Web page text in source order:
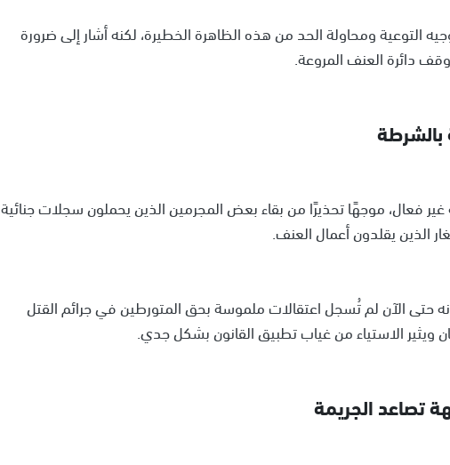
التوعية ومحاولة الحد من هذه الظاهرة الخطيرة، لكنه أشار إلى ضرورة
دائرة العنف المروعة.
بالشرطة
فعال، موجهًا تحذيرًا من بقاء بعض المجرمين الذين يحملون سجلات جنائية
الذين يقلدون أعمال العنف.
حتى الآن لم تُسجل اعتقالات ملموسة بحق المتورطين في جرائم القتل
ويثير الاستياء من غياب تطبيق القانون بشكل جدي.
تصاعد الجريمة